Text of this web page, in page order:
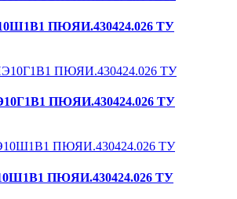
ПЮЯИ.430424.026 ТУ
ПЮЯИ.430424.026 ТУ
ПЮЯИ.430424.026 ТУ